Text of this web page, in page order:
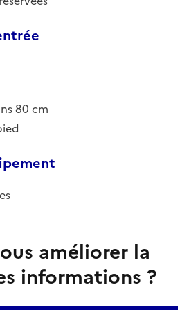
80 cm
améliorer la
informations ?